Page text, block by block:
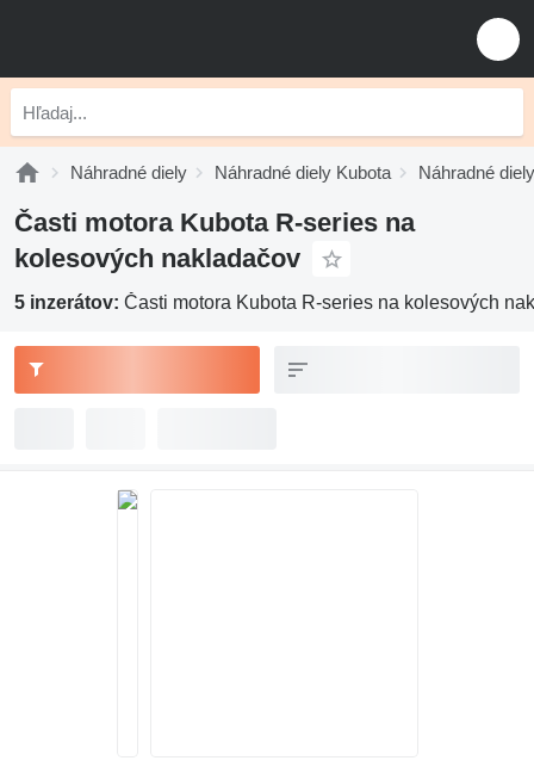
Náhradné diely Náhradné diely Kubota Náhradné
Časti motora Kubota R-series na
kolesových nakladačov
5 inzerátov: Časti motora Kubota R-series na kolesových